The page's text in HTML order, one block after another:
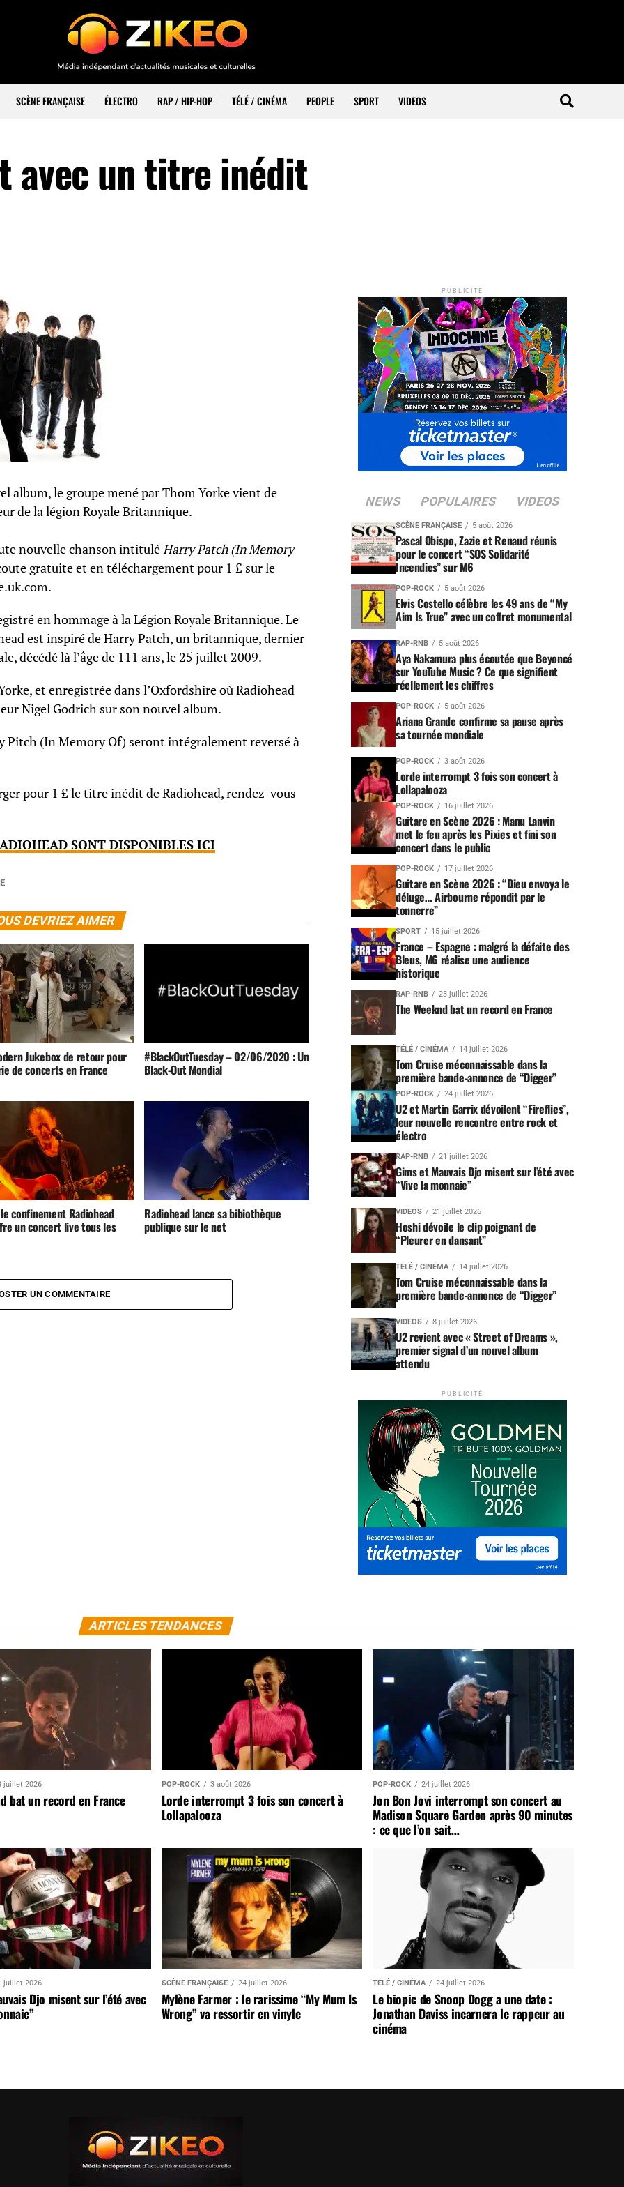
SCÈNE FRANÇAISE ÉLECTRO RAP / HIP-HOP TÉLÉ / CINÉMA PEOPLE SPORT VIDEOS
avec un titre inédit
album, le groupe mené par Thom Yorke vient de
de la légion Royale Britannique.
nouvelle chanson intituléHarry Patch (In Memory
gratuite et en téléchargement pour 1 £ sur le
en hommage à la Légion Royale Britannique. Le
est inspiré de Harry Patch, un britannique, dernier
décédé là l’âge de 111 ans, le 25 juillet 2009.
et enregistrée dans l’Oxfordshire où Radiohead
Nigel Godrich sur son nouvel album.
Pitch (In Memory Of) seront intégralement reversé à
pour 1 £ le titre inédit de Radiohead, rendez-vous
SONT DISPONIBLES ICI
DEVRIEZ AIMER
Jukebox de retour pour
de concerts en France
#BlackOutTuesday – 02/06/2020 : Un
Black-Out Mondial
confinement Radiohead
un concert live tous les
Radiohead lance sa bibiothèque
publique sur le net
UN COMMENTAIRE
PUBLICITÉ
NEWS POPULAIRES VIDEOS
SCÈNE FRANÇAISE 5 août 2026
Pascal Obispo, Zazie et Renaud réunis
pour le concert “SOS Solidarité
Incendies” sur M6
POP-ROCK 5 août 2026
Elvis Costello célèbre les 49 ans de “My
Aim Is True” avec un coffret monumental
RAP-RNB 5 août 2026
Aya Nakamura plus écoutée que Beyoncé
sur YouTube Music ? Ce que signifient
réellement les chiffres
POP-ROCK 5 août 2026
Ariana Grande confirme sa pause après
sa tournée mondiale
POP-ROCK 3 août 2026
Lorde interrompt 3 fois son concert à
Lollapalooza
POP-ROCK 16 juillet 2026
Guitare en Scène 2026 : Manu Lanvin
met le feu après les Pixies et fini son
concert dans le public
POP-ROCK 17 juillet 2026
Guitare en Scène 2026 : “Dieu envoya le
déluge… Airbourne répondit par le
tonnerre”
SPORT 15 juillet 2026
France – Espagne : malgré la défaite des
Bleus, M6 réalise une audience
historique
RAP-RNB 23 juillet 2026
The Weeknd bat un record en France
TÉLÉ / CINÉMA 14 juillet 2026
Tom Cruise méconnaissable dans la
première bande-annonce de “Digger”
POP-ROCK 24 juillet 2026
U2 et Martin Garrix dévoilent “Fireflies”,
leur nouvelle rencontre entre rock et
électro
RAP-RNB 21 juillet 2026
Gims et Mauvais Djo misent sur l’été avec
“Vive la monnaie”
VIDEOS 21 juillet 2026
Hoshi dévoile le clip poignant de
“Pleurer en dansant”
TÉLÉ / CINÉMA 14 juillet 2026
Tom Cruise méconnaissable dans la
première bande-annonce de “Digger”
VIDEOS 8 juillet 2026
U2 revient avec « Street of Dreams »,
premier signal d’un nouvel album
attendu
PUBLICITÉ
ARTICLES TENDANCES
juillet 2026
bat un record en France
POP-ROCK 3 août 2026
Lorde interrompt 3 fois son concert à
Lollapalooza
POP-ROCK 24 juillet 2026
Jon Bon Jovi interrompt son concert au
Madison Square Garden après 90 minutes
: ce que l’on sait…
juillet 2026
Djo misent sur l’été avec
SCÈNE FRANÇAISE 24 juillet 2026
Mylène Farmer : le rarissime “My Mum Is
Wrong” va ressortir en vinyle
TÉLÉ / CINÉMA 24 juillet 2026
Le biopic de Snoop Dogg a une date :
Jonathan Daviss incarnera le rappeur au
cinéma